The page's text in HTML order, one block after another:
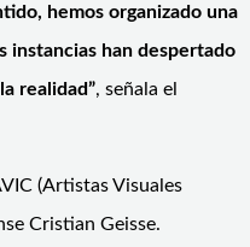
hemos organizado una
instancias han despertado
realidad”, señala el
(Artistas Visuales
Cristian Geisse.